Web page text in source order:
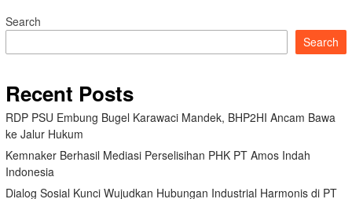
Search
Search
Recent Posts
RDP PSU Embung Bugel Karawaci Mandek, BHP2HI Ancam Bawa
ke Jalur Hukum
Kemnaker Berhasil Mediasi Perselisihan PHK PT Amos Indah
Indonesia
Dialog Sosial Kunci Wujudkan Hubungan Industrial Harmonis di PT